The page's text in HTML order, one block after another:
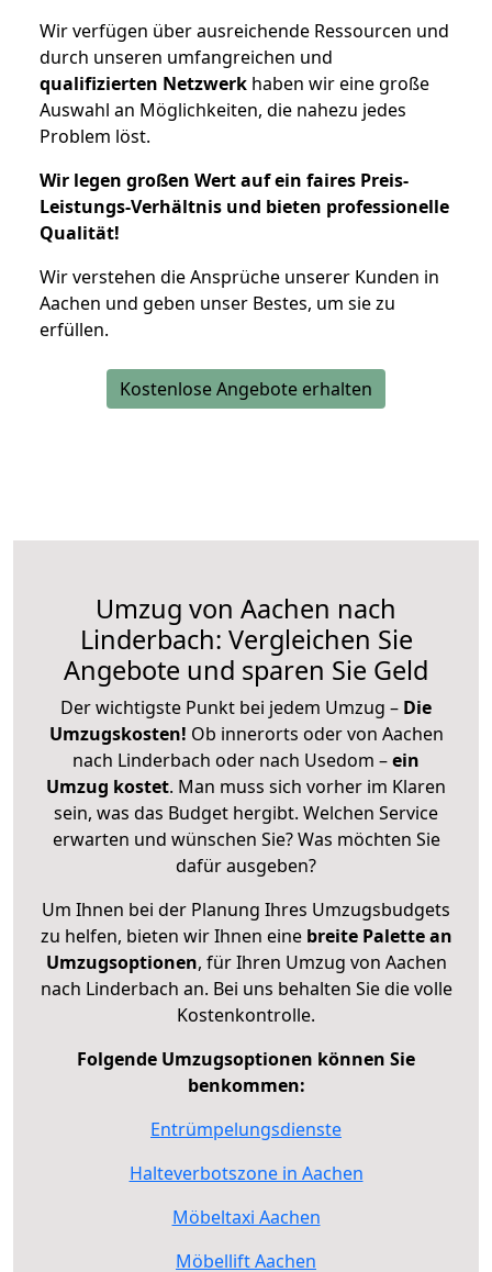
Wir verfügen über ausreichende Ressourcen und
durch unseren umfangreichen und
qualifizierten Netzwerk haben wir eine große
Auswahl an Möglichkeiten, die nahezu jedes
Problem löst.
Wir legen großen Wert auf ein faires Preis-
Leistungs-Verhältnis und bieten professionelle
Qualität!
Wir verstehen die Ansprüche unserer Kunden in
Aachen und geben unser Bestes, um sie zu
erfüllen.
Kostenlose Angebote erhalten
Umzug von Aachen nach
Linderbach: Vergleichen Sie
Angebote und sparen Sie Geld
Der wichtigste Punkt bei jedem Umzug – Die
Umzugskosten! Ob innerorts oder von Aachen
nach Linderbach oder nach Usedom –ein
Umzug kostet. Man muss sich vorher im Klaren
sein, was das Budget hergibt. Welchen Service
erwarten und wünschen Sie? Was möchten Sie
dafür ausgeben?
Um Ihnen bei der Planung Ihres Umzugsbudgets
zu helfen, bieten wir Ihnen eine breite Palette an
Umzugsoptionen, für Ihren Umzug von Aachen
nach Linderbach an. Bei uns behalten Sie die volle
Kostenkontrolle.
Folgende Umzugsoptionen können Sie
benkommen:
Entrümpelungsdienste
Halteverbotszone in Aachen
Möbeltaxi Aachen
Möbellift Aachen